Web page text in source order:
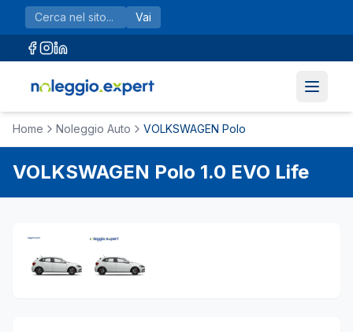
Vai al contenuto principale
Vai
Home Noleggio Auto VOLKSWAGEN Polo
VOLKSWAGEN Polo 1.0 EVO Life